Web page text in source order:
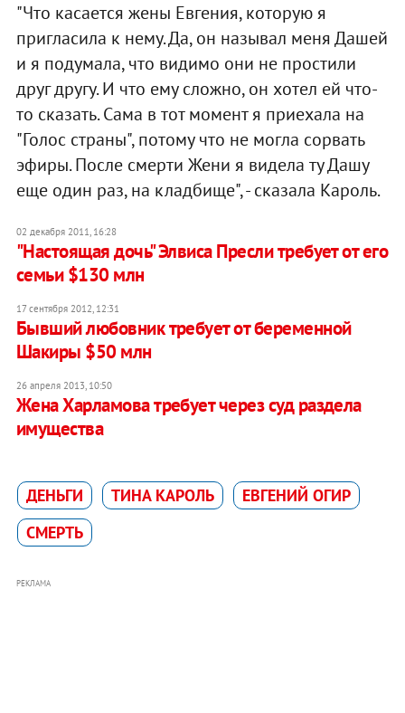
"Что касается жены Евгения, которую я
пригласила к нему. Да, он называл меня Дашей
и я подумала, что видимо они не простили
друг другу. И что ему сложно, он хотел ей что-
то сказать. Сама в тот момент я приехала на
"Голос страны", потому что не могла сорвать
эфиры. После смерти Жени я видела ту Дашу
еще один раз, на кладбище", - сказала Кароль.
02 декабря 2011, 16:28
"Настоящая дочь" Элвиса Пресли требует от его
семьи $130 млн
17 сентября 2012, 12:31
Бывший любовник требует от беременной
Шакиры $50 млн
26 апреля 2013, 10:50
Жена Харламова требует через суд раздела
имущества
ДЕНЬГИ ТИНА КАРОЛЬ
ЕВГЕНИЙ ОГИР
СМЕРТЬ
РЕКЛАМА